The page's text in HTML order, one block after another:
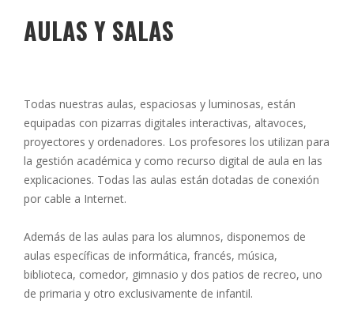
AULAS Y SALAS
Todas nuestras aulas, espaciosas y luminosas, están
equipadas con pizarras digitales interactivas, altavoces,
proyectores y ordenadores. Los profesores los utilizan para
la gestión académica y como recurso digital de aula en las
explicaciones. Todas las aulas están dotadas de conexión
por cable a Internet.
Además de las aulas para los alumnos, disponemos de
aulas específicas de informática, francés, música,
biblioteca, comedor, gimnasio y dos patios de recreo, uno
de primaria y otro exclusivamente de infantil.